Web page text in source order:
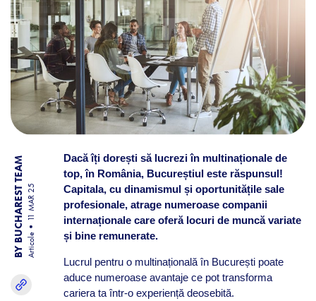
BY BUCHAREST TEAM Articole
11 MAR 25
Dacă îți dorești să lucrezi în multinaționale de
top, în România, Bucureștiul este răspunsul!
Capitala, cu dinamismul și oportunitățile sale
profesionale, atrage numeroase companii
internaționale care oferă locuri de muncă variate
și bine remunerate.
Lucrul pentru o multinațională în București poate
aduce numeroase avantaje ce pot transforma
cariera ta într-o experiență deosebită.